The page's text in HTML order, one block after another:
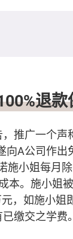
退
推广一个
A公司作出
施小姐每月
本。施小姐
，如施小
缴交之学费